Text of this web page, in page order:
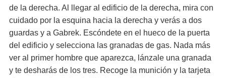
de la derecha. Al llegar al edificio de la derecha, mira con
cuidado por la esquina hacia la derecha y verás a dos
guardas y a Gabrek. Escóndete en el hueco de la puerta
del edificio y selecciona las granadas de gas. Nada más
ver al primer hombre que aparezca, lánzale una granada
y te desharás de los tres. Recoge la munición y la tarjeta